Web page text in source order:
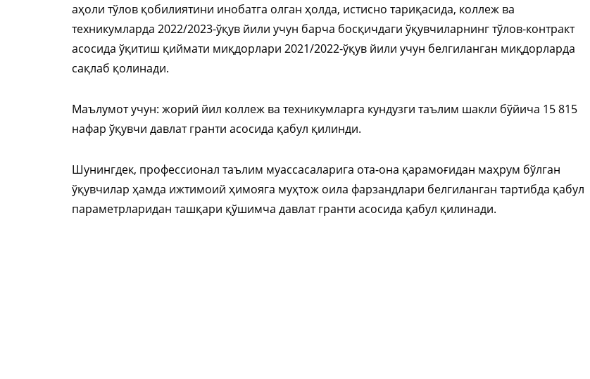
аҳоли тўлов қобилиятини инобатга олган ҳолда, истисно тариқасида, коллеж ва
техникумларда 2022/2023-ўқув йили учун барча босқичдаги ўқувчиларнинг тўлов-контракт
асосида ўқитиш қиймати миқдорлари 2021/2022-ўқув йили учун белгиланган миқдорларда
сақлаб қолинади.
Маълумот учун: жорий йил коллеж ва техникумларга кундузги таълим шакли бўйича 15 815
нафар ўқувчи давлат гранти асосида қабул қилинди.
Шунингдек, профессионал таълим муассасаларига ота-она қарамоғидан маҳрум бўлган
ўқувчилар ҳамда ижтимоий ҳимояга муҳтож оила фарзандлари белгиланган тартибда қабул
параметрларидан ташқари қўшимча давлат гранти асосида қабул қилинади.